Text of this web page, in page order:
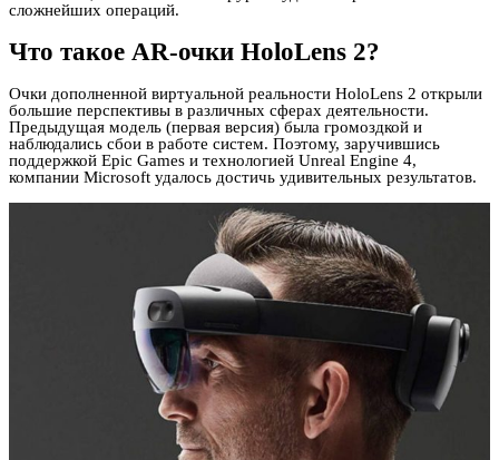
сложнейших операций.
Что такое AR-очки HoloLens 2?
Очки дополненной виртуальной реальности HoloLens 2 открыли
большие перспективы в различных сферах деятельности.
Предыдущая модель (первая версия) была громоздкой и
наблюдались сбои в работе систем. Поэтому, заручившись
поддержкой Epic Games и технологией Unreal Engine 4,
компании Microsoft удалось достичь удивительных результатов.